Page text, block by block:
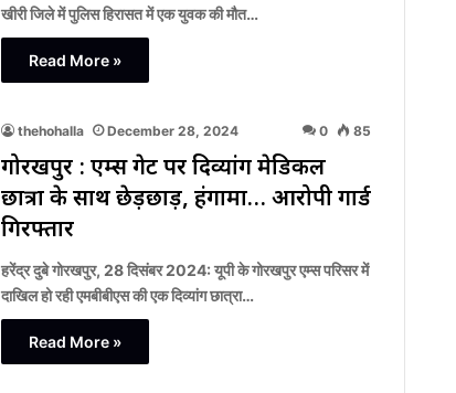
खीरी जिले में पुलिस हिरासत में एक युवक की मौत…
Read More »
thehohalla December 28, 2024 0 85
गोरखपुर : एम्स गेट पर दिव्यांग मेडिकल
छात्रा के साथ छेड़छाड़, हंगामा… आरोपी गार्ड
गिरफ्तार
हरेंद्र दुबे गोरखपुर, 28 दिसंबर 2024: यूपी के गोरखपुर एम्स परिसर में
दाखिल हो रही एमबीबीएस की एक दिव्यांग छात्रा…
Read More »